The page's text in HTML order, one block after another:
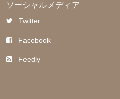
ソーシャルメディア
Twitter
Facebook
Feedly